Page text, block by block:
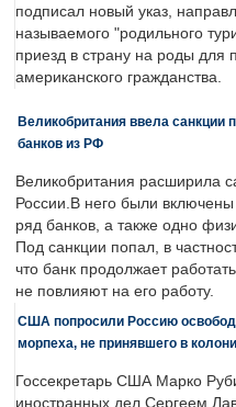
подписал новый указ,
называемого "родильного
приезд в страну на роды для
американского гражданства.
Великобритания ввела санкции
банков из РФ
Великобритания расширила
России.В него были
ряд банков, а также одно
Под санкции попал, в
что банк продолжает
не повлияют на его работу.
США попросили Россию
морпеха, не принявшего в
Госсекретарь США Марко
иностранных дел Сергеем